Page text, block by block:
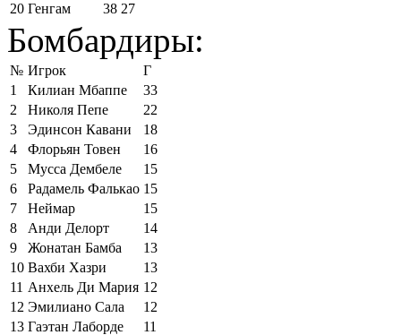
20 Генгам 38 27
Бомбардиры:
№ Игрок
Г
1
Килиан Мбаппе
33
2
Николя Пепе
22
3
Эдинсон Кавани
18
4
Флорьян Товен
16
5
Мусса Дембеле
15
6
Радамель Фалькао 15
7
Неймар
15
8
Анди Делорт
14
9
Жонатан Бамба
13
10 Вахби Хазри
13
11 Анхель Ди Мария 12
12 Эмилиано Сала
12
13 Гаэтан Лаборде
11